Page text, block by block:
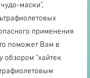
маски",
применения
поможет Вам в
обзором "хайтек